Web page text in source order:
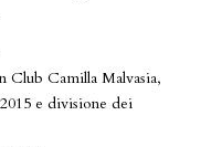
Club Camilla Malvasia,
e divisione dei